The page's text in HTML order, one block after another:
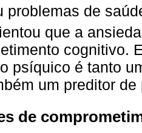
problemas de
que a
cognitivo.
psíquico é tanto
um preditor
de